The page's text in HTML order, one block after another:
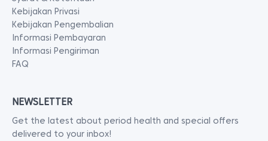
Kebijakan Privasi
Kebijakan Pengembalian
Informasi Pembayaran
Informasi Pengiriman
FAQ
NEWSLETTER
Get the latest about period health and special offers
delivered to your inbox!